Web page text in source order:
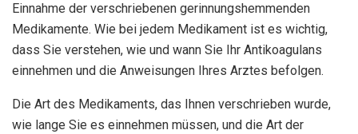
Einnahme der verschriebenen gerinnungshemmenden
Medikamente. Wie bei jedem Medikament ist es wichtig,
dass Sie verstehen, wie und wann Sie Ihr Antikoagulans
einnehmen und die Anweisungen Ihres Arztes befolgen.
Die Art des Medikaments, das Ihnen verschrieben wurde,
wie lange Sie es einnehmen müssen, und die Art der